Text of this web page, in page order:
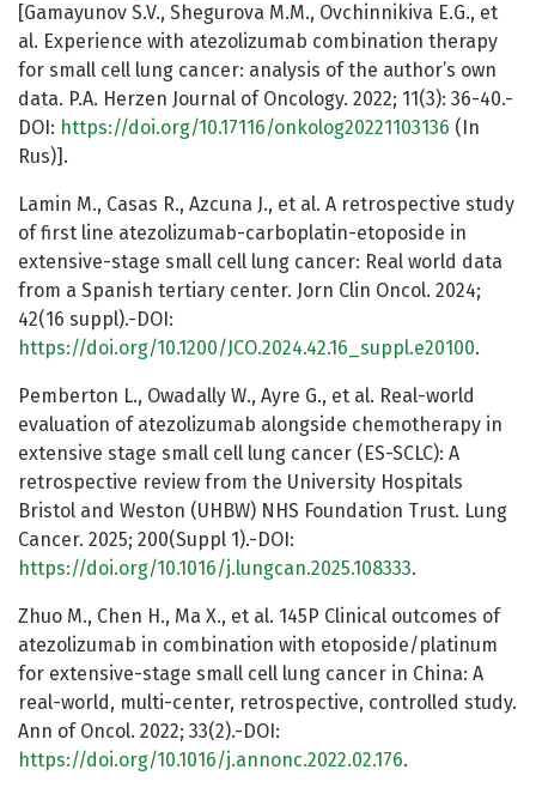
[Gamayunov S.V., Shegurova M.M., Ovchinnikiva E.G., et
al. Experience with atezolizumab combination therapy
for small cell lung cancer: analysis of the author’s own
data. P.A. Herzen Journal of Oncology. 2022; 11(3): 36-40.-
DOI: https://doi.org/10.17116/onkolog20221103136 (In
Rus)].
Lamin M., Casas R., Azcuna J., et al. A retrospective study
of first line atezolizumab-carboplatin-etoposide in
extensive-stage small cell lung cancer: Real world data
from a Spanish tertiary center. Jorn Clin Oncol. 2024;
42(16 suppl).-DOI:
https://doi.org/10.1200/JCO.2024.42.16_suppl.e20100.
Pemberton L., Owadally W., Ayre G., et al. Real-world
evaluation of atezolizumab alongside chemotherapy in
extensive stage small cell lung cancer (ES-SCLC): A
retrospective review from the University Hospitals
Bristol and Weston (UHBW) NHS Foundation Trust. Lung
Cancer. 2025; 200(Suppl 1).-DOI:
https://doi.org/10.1016/j.lungcan.2025.108333.
Zhuo M., Chen H., Ma X., et al. 145P Clinical outcomes of
atezolizumab in combination with etoposide/platinum
for extensive-stage small cell lung cancer in China: A
real-world, multi-center, retrospective, controlled study.
Ann of Oncol. 2022; 33(2).-DOI:
https://doi.org/10.1016/j.annonc.2022.02.176.